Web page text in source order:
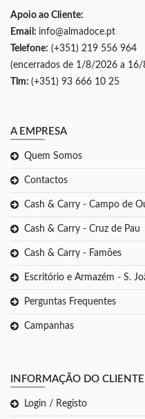
Apoio ao Cliente:
Email: info@almadoce.pt
Telefone: (+351) 219 556 964
(encerrados de 1/8/2026 a
Tlm: (+351) 93 666 10 25
A EMPRESA
Quem Somos
Contactos
Cash & Carry - Campo de
Cash & Carry - Cruz de Pau
Cash & Carry - Famões
Escritório e Armazém - S.
Perguntas Frequentes
Campanhas
INFORMAÇÃO DO CLIENTE
Login / Registo